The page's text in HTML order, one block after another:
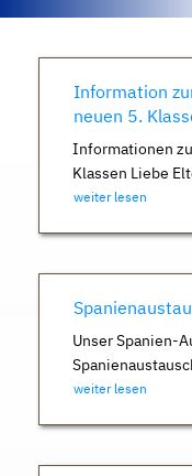
Information
neuen 5.
Informationen
Klassen Liebe
weiter lesen
Unser Spanien-
weiter lesen